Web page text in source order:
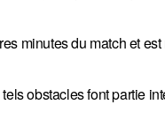
minutes du match et
obstacles font partie